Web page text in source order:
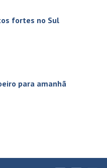
fortes no Sul
para amanhã